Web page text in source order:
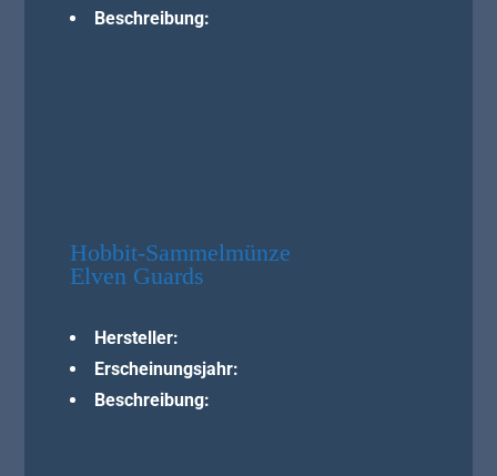
Beschreibung:
Hobbit-Sammelmünze
Elven Guards
Hersteller:
Erscheinungsjahr:
Beschreibung: